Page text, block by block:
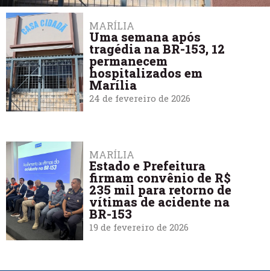
MARÍLIA
Uma semana após
tragédia na BR-153, 12
permanecem
hospitalizados em
Marília
24 de fevereiro de 2026
MARÍLIA
Estado e Prefeitura
firmam convênio de R$
235 mil para retorno de
vítimas de acidente na
BR-153
19 de fevereiro de 2026